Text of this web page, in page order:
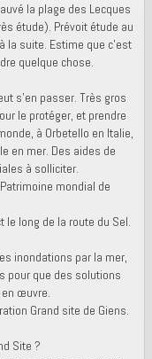
la plage des Lecques
étude). Prévoit étude au
la suite. Estime que c’est
quelque chose.
s’en passer. Très gros
le protéger, et prendre
à Orbetello en Italie,
en mer. Des aides de
à solliciter.
mondial de
le long de la route du Sel.
inondations par la mer,
pour que des solutions
œuvre.
Grand site de Giens.
Site ?